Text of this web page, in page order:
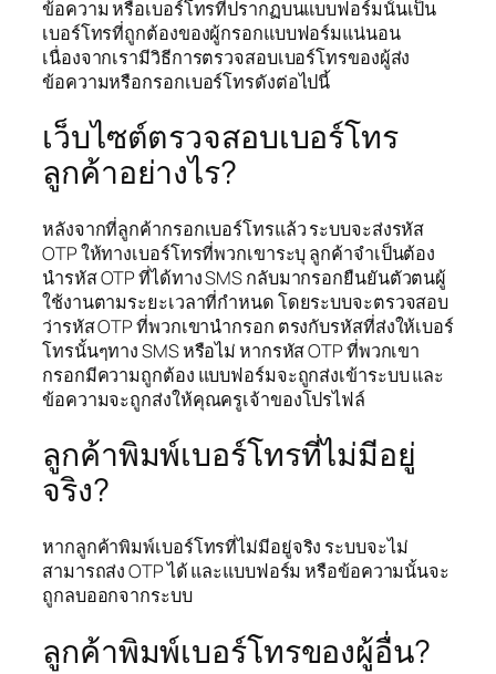
ข้อความ หรือเบอร์โทรที่ปรากฏบนแบบฟอร์มนั้นเป็น
เบอร์โทรที่ถูกต้องของผู้กรอกแบบฟอร์มแน่นอน
เนื่องจากเรามีวิธีการตรวจสอบเบอร์โทรของผู้ส่ง
ข้อความหรือกรอกเบอร์โทรดังต่อไปนี้
เว็บไซต์ตรวจสอบเบอร์โทร
ลูกค้าอย่างไร?
หลังจากที่ลูกค้ากรอกเบอร์โทรแล้ว ระบบจะส่งรหัส
OTP ให้ทางเบอร์โทรที่พวกเขาระบุ ลูกค้าจำเป็นต้อง
นำรหัส OTP ที่ได้ทาง SMS กลับมากรอกยืนยันตัวตนผู้
ใช้งานตามระยะเวลาที่กำหนด โดยระบบจะตรวจสอบ
ว่ารหัส OTP ที่พวกเขานำกรอก ตรงกับรหัสที่ส่งให้เบอร์
โทรนั้นๆทาง SMS หรือไม่ หากรหัส OTP ที่พวกเขา
กรอกมีความถูกต้อง แบบฟอร์มจะถูกส่งเข้าระบบ และ
ข้อความจะถูกส่งให้คุณครูเจ้าของโปรไฟล์
ลูกค้าพิมพ์เบอร์โทรที่ไม่มีอยู่
จริง?
หากลูกค้าพิมพ์เบอร์โทรที่ไม่มีอยู่จริง ระบบจะไม่
สามารถส่ง OTP ได้ และแบบฟอร์ม หรือข้อความนั้นจะ
ถูกลบออกจากระบบ
ลูกค้าพิมพ์เบอร์โทรของผู้อื่น?